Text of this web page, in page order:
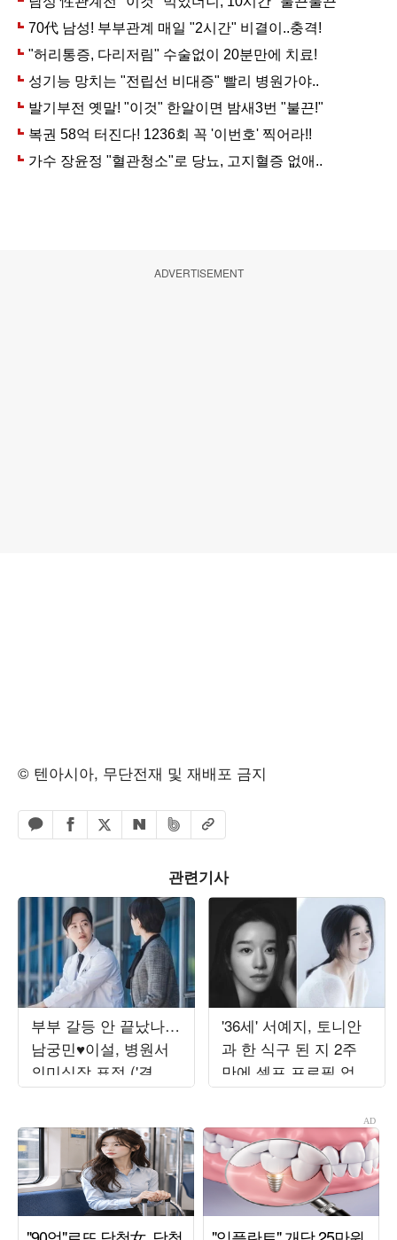
ADVERTISEMENT
© 텐아시아, 무단전재 및 재배포 금지
카카오톡 공유하기
페이스북 공유하기
엑스 공유하기
네이버 공유하기
밴드 공유하기
URL복사
관련기사
부부 갈등 안 끝났나…
남궁민♥이설, 병원서
의미심장 표정 ('결혼
의완성')
'36세' 서예지, 토니안
과 한 식구 된 지 2주
만에 셀프 프로필 업로
드…평온해진 분위기